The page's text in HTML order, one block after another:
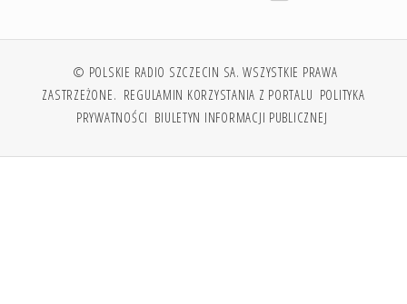
© POLSKIE RADIO SZCZECIN SA. WSZYSTKIE PRAWA
ZASTRZEŻONE. REGULAMIN KORZYSTANIA Z PORTALU POLITYKA
PRYWATNOŚCI BIULETYN INFORMACJI PUBLICZNEJ